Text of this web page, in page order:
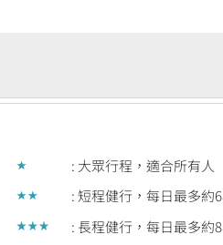
: 大眾行程，適合所有人
: 短程健行，每日最多約
: 長程健行，每日最多約